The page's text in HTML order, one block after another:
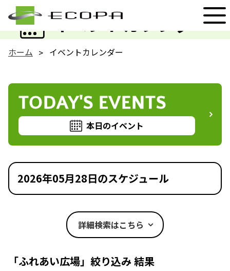
イベントカレンダー
EVENT
ホーム イベントカレンダー
TODAY'S EVENTS
本日のイベント
2026年05月28日のスケジュール
詳細検索はこちら
「ふれあい広場」絞り込み 結果